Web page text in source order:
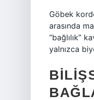
Göbek
arasında
“bağlılık”
yalnızca